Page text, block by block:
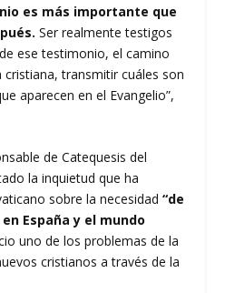
es más importante que
Ser realmente testigos
ese testimonio, el camino
transmitir cuáles son
aparecen en el Evangelio”,
de Catequesis del
la inquietud que ha
sobre la necesidad“de
España y el mundo
uno de los problemas de la
cristianos a través de la